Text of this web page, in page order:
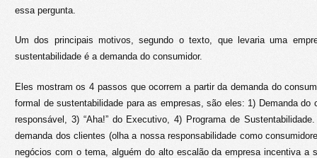
essa pergunta.
Um dos principais motivos, segundo o texto, que levaria uma
sustentabilidade é a demanda do consumidor.
Eles mostram os 4 passos que ocorrem a partir da demanda do
formal de sustentabilidade para as empresas, são eles: 1) Demanda do
responsável, 3) “Aha!” do Executivo, 4) Programa de
demanda dos clientes (olha a nossa responsabilidade como
negócios com o tema, alguém do alto escalão da empresa incentiva a